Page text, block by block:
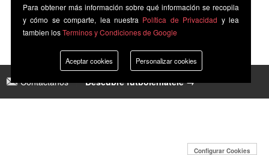
Contáctanos|Descubre futbolenlatele →
Configurar Cookies
Para obtener más información sobre qué información se recopila
y cómo se comparte, lea nuestra Política de Privacidad y lea
tambien losTerminos y Condiciones de Google
Aceptar cookies Personalizar cookies